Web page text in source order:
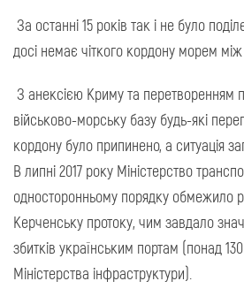
За останні 15 років так і не було
досі немає чіткого кордону морем
З анексією Криму та перетворенням
військово-морську базу будь-які
кордону було припинено, а ситуація
В липні 2017 року Міністерство
односторонньому порядку обмежило
Керченську протоку, чим завдало
збитків українським портам (понад
Міністерства інфраструктури).